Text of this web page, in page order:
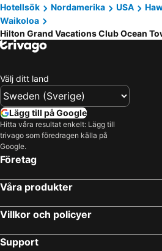
Hotellsök
Nordamerika USA
Waikoloa
Hilton Grand Vacations Club Ocean
Välj ditt land
Lägg till på Google
Hitta våra resultat enkelt: Lägg till
trivago som föredragen källa på
Google.
Företag
Våra produkter
Villkor och policyer
Support